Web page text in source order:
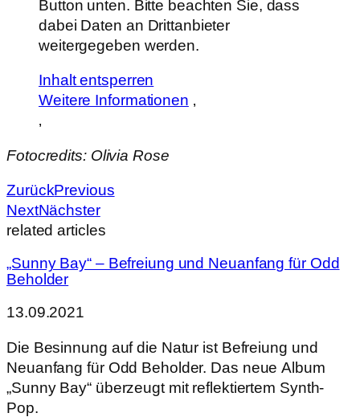
Button unten. Bitte beachten Sie, dass
dabei Daten an Drittanbieter
weitergegeben werden.
Inhalt entsperren
Weitere Informationen ‚
‚
Fotocredits: Olivia Rose
ZurückPrevious
NextNächster
related articles
„Sunny Bay“ – Befreiung und Neuanfang für Odd
Beholder
13.09.2021
Die Besinnung auf die Natur ist Befreiung und
Neuanfang für Odd Beholder. Das neue Album
„Sunny Bay“ überzeugt mit reflektiertem Synth-
Pop.